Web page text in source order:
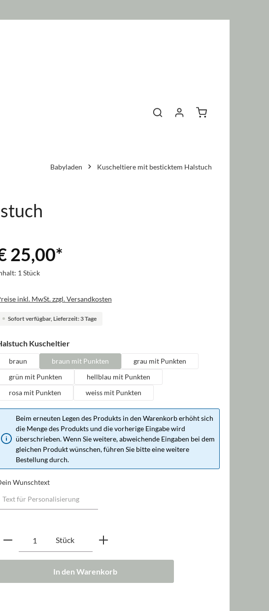
Warenkorb enthält 0
Babyladen Kuscheltiere mit besticktem Halstuch
25,00*
1 Stück
inkl. MwSt. zzgl. Versandkosten
Sofort verfügbar, Lieferzeit: 3 Tage
Kuscheltierauswählen
braun braun mit Punkten
grau mit Punkten
grün mit Punkten
hellblau mit Punkten
rosa mit Punkten
weiss mit Punkten
Beim erneuten Legen des Produkts in den Warenkorb erhöht sich
die Menge des Produkts und die vorherige Eingabe wird
überschrieben. Wenn Sie weitere, abweichende Eingaben bei dem
gleichen Produkt wünschen, führen Sie bitte eine weitere
Bestellung durch.
Wunschtext
Produkt Anzahl: Gib den gewünschten Wert ein
Stück
In den Warenkorb